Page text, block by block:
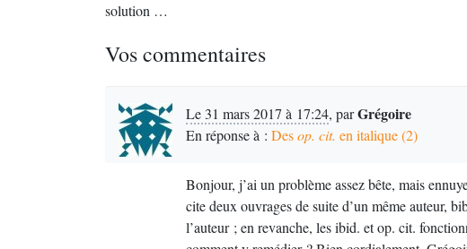
solution …
Vos commentaires
Le 31 mars 2017 à 17:24, parGrégoire
En réponse à : Desop. cit. en italique (2)
Bonjour, j’ai un problème assez bête, mais
cite deux ouvrages de suite d’un même auteur,
l’auteur ; en revanche, les ibid. et op. cit.